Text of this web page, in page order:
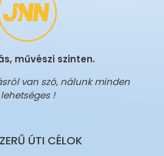
művészi szinten.
van szó, nálunk minden
lehetséges !
ÚTI CÉLOK